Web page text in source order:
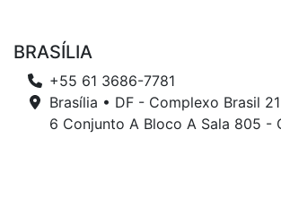
BRASÍLIA
+55 61 3686-7781
Brasília • DF - Complexo Brasil
6 Conjunto A Bloco A Sala 805 -